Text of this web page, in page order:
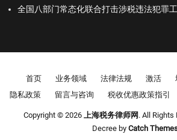
全国八部门常态化联合打击涉税违法犯罪
Footer menu
首页 业务领域 法律法规 激活
隐私政策
留言与咨询 税收优惠政策指引
Copyright © 2026 上海税务律师网 . All Rights
Decree by Catch